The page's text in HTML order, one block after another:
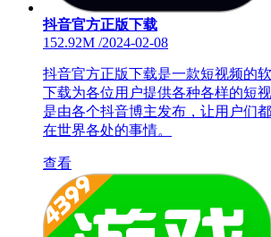
抖音官方正版下载
152.92M /2024-02-08
抖音官方正版下载是一款短视频的
下载为各位用户提供各种各样的短
是由各个抖音博主发布，让用户们
在世界各处的事情。
查看